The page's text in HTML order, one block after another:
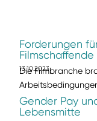
Forderungen
Filmschaffende
13.10.2023
Die Filmbranche
Gender Pay
Lebensmitte